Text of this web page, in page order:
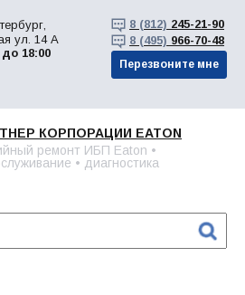
ул. 14 А
до 18:00
8 (812) 245-21-90
8 (495) 966-70-48
Перезвоните мне
КОРПОРАЦИИ EATON
ремонт ИБП Eaton •
• диагностика